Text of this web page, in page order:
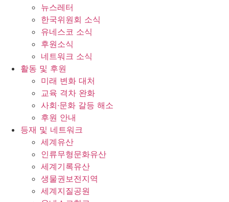
뉴스레터
한국위원회 소식
유네스코 소식
후원소식
네트워크 소식
활동 및 후원
미래 변화 대처
교육 격차 완화
사회∙문화 갈등 해소
후원 안내
등재 및 네트워크
세계유산
인류무형문화유산
세계기록유산
생물권보전지역
세계지질공원